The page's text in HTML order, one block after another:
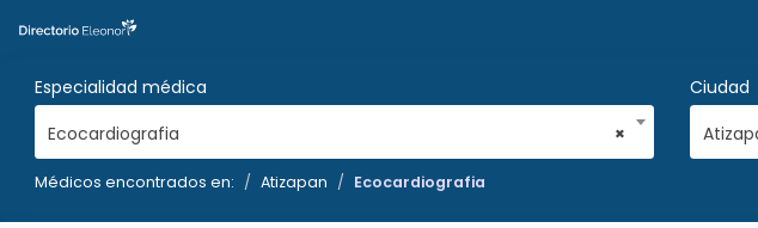
Especialidad médica
×
Ecocardiografia
Ciudad
Médicos encontrados en: Atizapan Ecocardiografia